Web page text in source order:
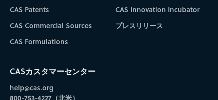
CAS Patents
CAS Commercial Sources
CAS Formulations
CAS Innovation Incubator
プレスリリース
CASカスタマーセンター
help@cas.org